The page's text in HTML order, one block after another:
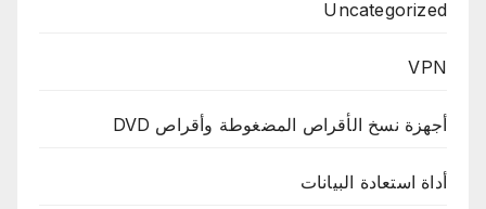
Uncategorized
VPN
أجهزة نسخ الأقراص المضغوطة وأقراص DVD
أداة استعادة البيانات